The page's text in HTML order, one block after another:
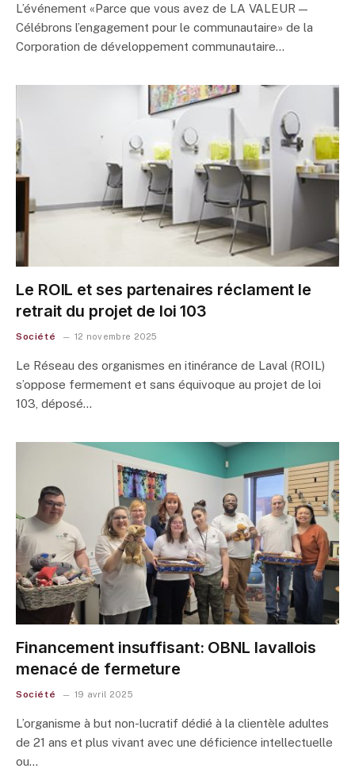
L’événement «Parce que vous avez de LA VALEUR —
Célébrons l’engagement pour le communautaire» de la
Corporation de développement communautaire…
Le ROIL et ses partenaires réclament le
retrait du projet de loi 103
Société 12 novembre 2025
Le Réseau des organismes en itinérance de Laval (ROIL)
s’oppose fermement et sans équivoque au projet de loi
103, déposé…
Financement insuffisant: OBNL lavallois
menacé de fermeture
Société 19 avril 2025
L’organisme à but non-lucratif dédié à la clientèle adultes
de 21 ans et plus vivant avec une déficience intellectuelle
ou…